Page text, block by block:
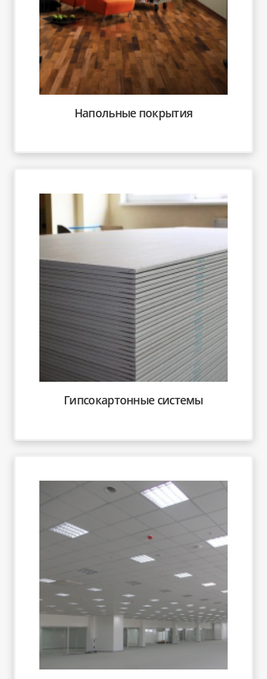
Напольные покрытия
Гипсокартонные системы